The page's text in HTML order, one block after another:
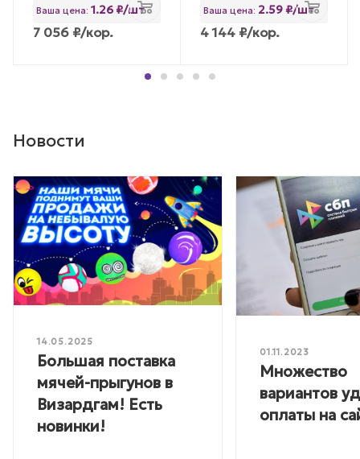
Ваша цена: 1.26 ₽/шт
7 056 ₽/кор.
Ваша цена: 2.59 ₽/шт
4 144 ₽/кор.
Новости
14.05.2025
Большая поставка
мячей-прыгунов в
Визардгам! Есть
новинки!
01.11.2023
Множество
вариантов
оплаты на